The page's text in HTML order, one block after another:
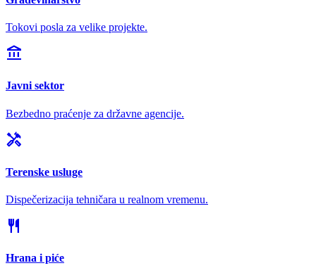
Tokovi posla za velike projekte.
account_balance
Javni sektor
Bezbedno praćenje za državne agencije.
handyman
Terenske usluge
Dispečerizacija tehničara u realnom vremenu.
restaurant
Hrana i piće